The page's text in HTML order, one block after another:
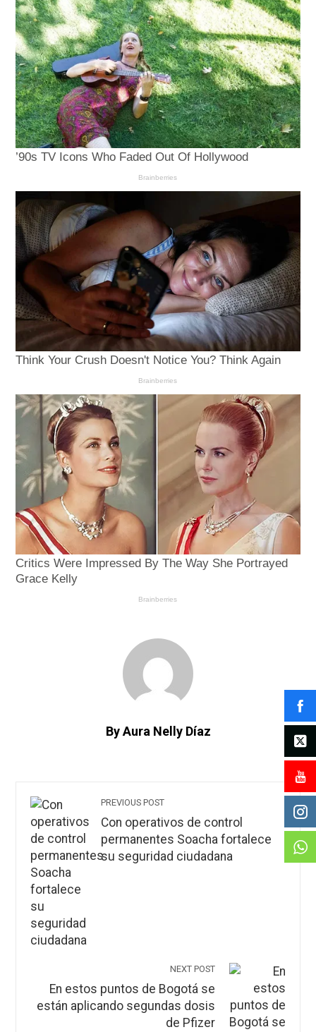
By Aura Nelly Díaz
PREVIOUS POST
Con operativos de control
permanentes Soacha fortalece
su seguridad ciudadana
NEXT POST
En estos puntos de Bogotá se
están aplicando segundas dosis
de Pfizer